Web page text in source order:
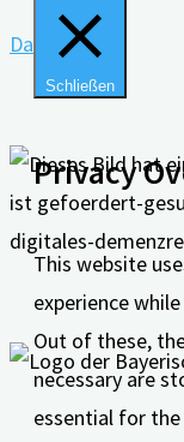
Datenschutz
Schließen
Privacy
This website
experience
Out of these,
necessary are
essential for